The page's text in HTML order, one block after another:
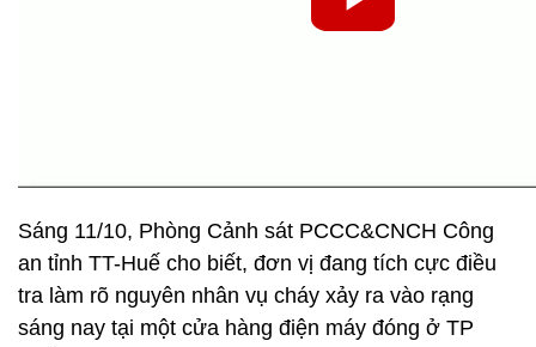
Sáng 11/10, Phòng Cảnh sát PCCC&CNCH Công
an tỉnh TT-Huế cho biết, đơn vị đang tích cực điều
tra làm rõ nguyên nhân vụ cháy xảy ra vào rạng
sáng nay tại một cửa hàng điện máy đóng ở TP